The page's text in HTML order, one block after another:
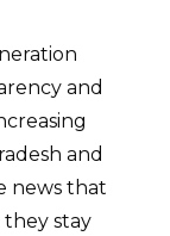
and
and
news that
stay